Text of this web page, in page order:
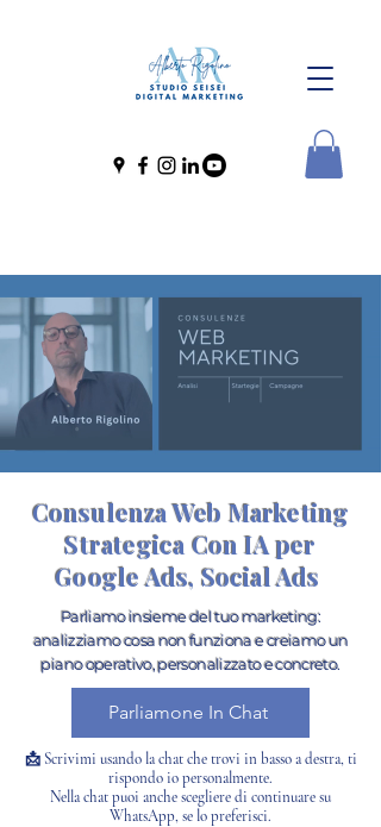
Consulenza Web Marketing
Strategica Con IA per
Google Ads, Social Ads
Parliamo insieme del tuo marketing:
analizziamo cosa non funziona e creiamo un
piano operativo, personalizzato e concreto.
Parliamone In Chat
📩 Scrivimi usando la chat che trovi in basso a destra, ti
rispondo io personalmente.
Nella chat puoi anche scegliere di continuare su
WhatsApp, se lo preferisci.